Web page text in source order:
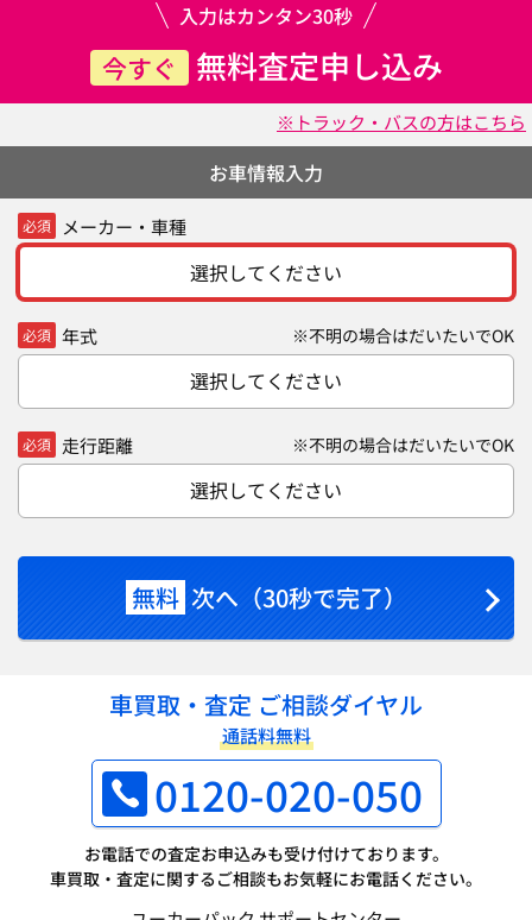
入力はカンタン30秒
今すぐ 無料査定申し込み
※トラック・バスの方はこちら
お車情報入力
必須 メーカー・車種
選択してください
必須 年式 ※不明の場合はだいたいでOK
選択してください
必須 走行距離 ※不明の場合はだいたいでOK
選択してください
無料 次へ（30秒で完了）
車買取・査定 ご相談ダイヤル
通話料無料
0120-020-050
お電話での査定お申込みも受け付けております。
車買取・査定に関するご相談もお気軽にお電話ください。